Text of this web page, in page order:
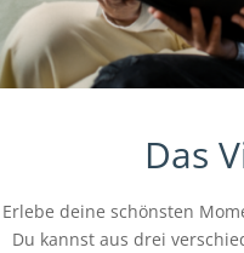
Das
Erlebe deine schönsten
Du kannst aus drei